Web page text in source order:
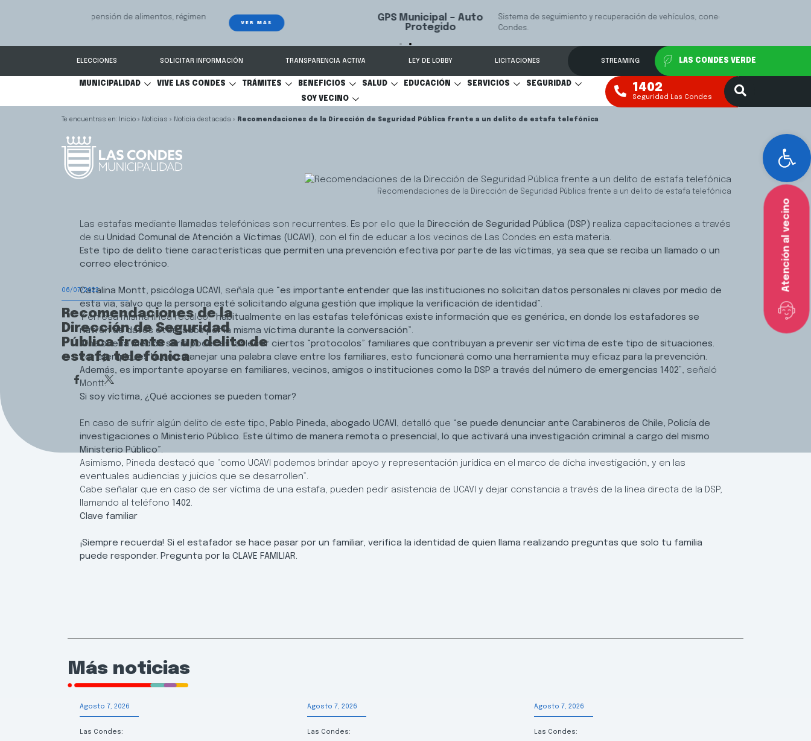
GPS Municipal – Auto
Sistema de seguimiento y recuperación de vehículos, conectado 24/7 a Seguridad Las
Condes.
ELECCIONES SOLICITAR INFORMACIÓN TRANSPARENCIA ACTIVA LEY DE LOBBY LICITACIONES STREAMING LAS CONDES VERDE
MUNICIPALIDAD VIVE LAS CONDES TRÁMITES BENEFICIOS SALUD EDUCACIÓN SERVICIOS SEGURIDAD
SOY VECINO
1402
Seguridad Las Condes
Inicio » Noticias » Noticia destacada » Recomendaciones de la Dirección de Seguridad Pública frente a un delito de estafa telefónica
Atención al vecino
06/07/2022
Recomendaciones de la
Dirección de Seguridad
Pública frente a un delito de
estafa telefónica
Recomendaciones de la Dirección de Seguridad Pública frente a un delito de estafa telefónica
Las estafas mediante llamadas telefónicas son recurrentes. Es por ello que la Dirección de Seguridad Pública (DSP) realiza capacitaciones a través
de su Unidad Comunal de Atención a Víctimas (UCAVI), con el fin de educar a los vecinos de Las Condes en esta materia.
Este tipo de delito tiene características que permiten una prevención efectiva por parte de las víctimas, ya sea que se reciba un llamado o un
correo electrónico.
Catalina Montt, psicóloga UCAVI, señala que “es importante entender que las instituciones no solicitan datos personales ni claves por medio de
esta vía, salvo que la persona esté solicitando alguna gestión que implique la verificación de identidad”.
Y en esa misma línea recalcó:“habitualmente en las estafas telefónicas existe información que es genérica, en donde los estafadores se
nutren de datos otorgados por la misma víctima durante la conversación”.
“Una buena medida sería poder establecer ciertos “protocolos” familiares que contribuyan a prevenir ser víctima de este tipo de situaciones.
Por ejemplo, es bueno manejar una palabra clave entre los familiares, esto funcionará como una herramienta muy eficaz para la prevención.
Además, es importante apoyarse en familiares, vecinos, amigos o instituciones como la DSP a través del número de emergencias 1402”, señaló
Montt.
Si soy víctima, ¿Qué acciones se pueden tomar?
En caso de sufrir algún delito de este tipo, Pablo Pineda, abogado UCAVI, detalló que “se puede denunciar ante Carabineros de Chile, Policía de
investigaciones o Ministerio Público. Este último de manera remota o presencial, lo que activará una investigación criminal a cargo del mismo
Ministerio Público”.
Asimismo, Pineda destacó que “como UCAVI podemos brindar apoyo y representación jurídica en el marco de dicha investigación, y en las
eventuales audiencias y juicios que se desarrollen”.
Cabe señalar que en caso de ser víctima de una estafa, pueden pedir asistencia de UCAVI y dejar constancia a través de la línea directa de la DSP,
llamando al teléfono 1402.
Clave familiar
¡Siempre recuerda! Si el estafador se hace pasar por un familiar, verifica la identidad de quien llama realizando preguntas que solo tu familia
puede responder. Pregunta por la CLAVE FAMILIAR.
Más noticias
Agosto 7, 2026
Las Condes:
Agosto 7, 2026
Las Condes:
Agosto 7, 2026
Las Condes: